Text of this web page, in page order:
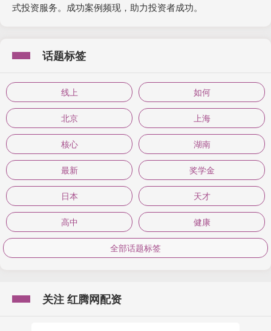
式投资服务。成功案例频现，助力投资者成功。
话题标签
线上 如何
北京 上海
核心 湖南
最新 奖学金
日本 天才
高中 健康
全部话题标签
关注 红腾网配资